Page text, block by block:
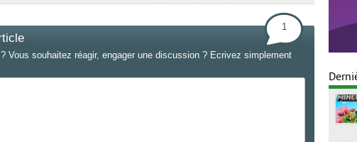
1
Vous souhaitez réagir, engager une discussion ? Ecrivez simplement